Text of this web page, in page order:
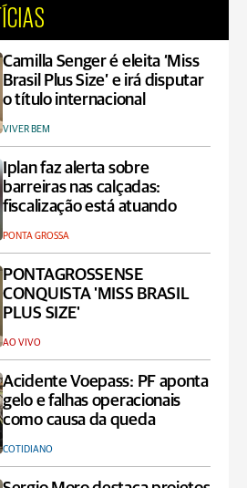
Camilla Senger é eleita ‘Miss
Brasil Plus Size’ e irá disputar
o título internacional
VIVER BEM
Iplan faz alerta sobre
barreiras nas calçadas:
fiscalização está atuando
PONTA GROSSA
PONTAGROSSENSE
CONQUISTA 'MISS BRASIL
PLUS SIZE'
AO VIVO
Acidente Voepass: PF aponta
gelo e falhas operacionais
como causa da queda
COTIDIANO